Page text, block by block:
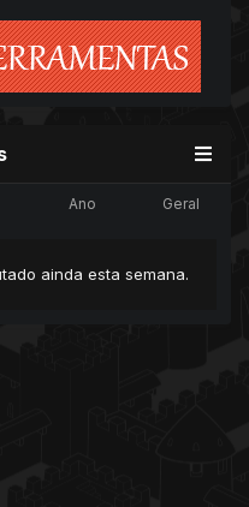
Ano Geral
ainda esta semana.